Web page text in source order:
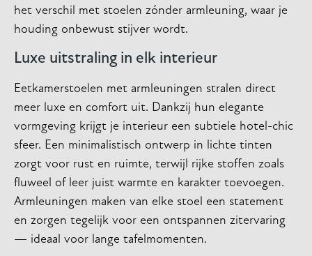
het verschil met stoelen zónder armleuning, waar je
houding onbewust stijver wordt.
Luxe uitstraling in elk interieur
Eetkamerstoelen met armleuningen stralen direct
meer luxe en comfort uit. Dankzij hun elegante
vormgeving krijgt je interieur een subtiele hotel-chic
sfeer. Een minimalistisch ontwerp in lichte tinten
zorgt voor rust en ruimte, terwijl rijke stoffen zoals
fluweel of leer juist warmte en karakter toevoegen.
Armleuningen maken van elke stoel een statement
en zorgen tegelijk voor een ontspannen zitervaring
— ideaal voor lange tafelmomenten.